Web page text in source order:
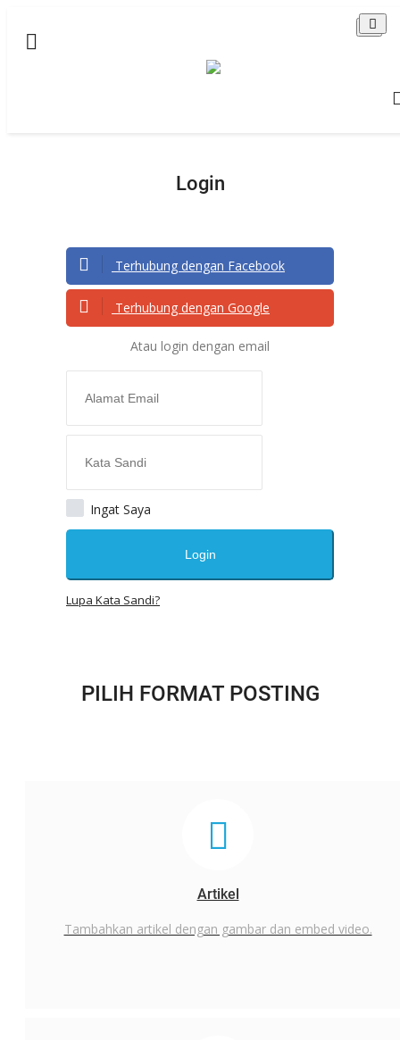
IPTEK
PUBLIK
SEKOLAH
LINTAS DESA
WISATA
ADVETORIAL
Semua
Ketentuan dan Layanan
Pedoman Media Siber
Login
Terhubung dengan Facebook
Terhubung dengan Google
Atau login dengan email
Ingat Saya
Login
Lupa Kata Sandi?
PILIH FORMAT POSTING
Artikel
Tambahkan artikel dengan gambar dan embed video.